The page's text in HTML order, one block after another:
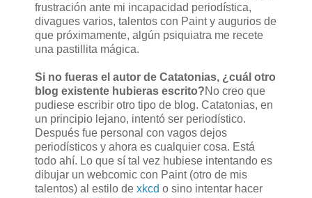
frustración ante mi incapacidad periodística,
divagues varios, talentos con Paint y augurios de
que próximamente, algún psiquiatra me recete
una pastillita mágica.
Si no fueras el autor de Catatonias, ¿cuál otro
blog existente hubieras escrito?No creo que
pudiese escribir otro tipo de blog. Catatonias, en
un principio lejano, intentó ser periodístico.
Después fue personal con vagos dejos
periodísticos y ahora es cualquier cosa. Está
todo ahí. Lo que sí tal vez hubiese intentando es
dibujar un webcomic con Paint (otro de mis
talentos) al estilo de xkcd o sino intentar hacer